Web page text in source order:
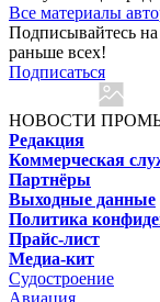
Все материалы
Подписывайтесь
раньше всех!
Подписаться
НОВОСТИ
Редакция
Коммерческая
Партнёры
Выходные данные
Политика
Прайс-лист
Медиа-кит
Судостроение
Авиация